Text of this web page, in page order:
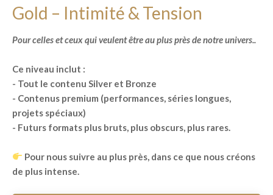
Gold – Intimité & Tension
Pour celles et ceux qui veulent être au plus près de notre univers..
Ce niveau inclut :
- Tout le contenu Silver et Bronze
- Contenus premium (performances, séries longues,
projets spéciaux)
- Futurs formats plus bruts, plus obscurs, plus rares.
Pour nous suivre au plus près, dans ce que nous créons
de plus intense.